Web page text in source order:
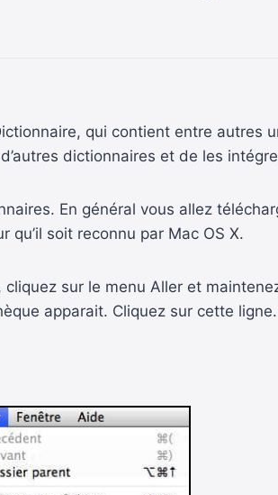
qui contient entre autres
dictionnaires et de les
En général vous allez
soit reconnu par Mac OS X.
sur le menu Aller et
apparait. Cliquez sur cette ligne.